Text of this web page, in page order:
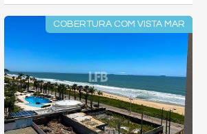
COBERTURA COM VISTA MAR